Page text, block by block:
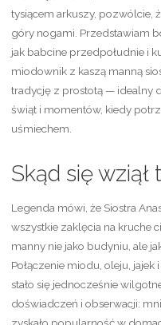
tysiącem arkuszy, pozwólcie,
góry nogami. Przedstawiam
jak babcine przedpołudnie i
miodownik z kaszą manną
tradycję z prostotą — idealny
świąt i momentów, kiedy
uśmiechem.
Skąd się wziął
Legenda mówi, że Siostra
wszystkie zaklęcia na kruche
manny nie jako budyniu, ale
Połączenie miodu, oleju,
stało się jednocześnie
doświadczeń i obserwacji:
zyskało popularność w